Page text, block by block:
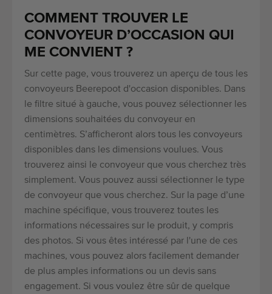
COMMENT TROUVER LE
CONVOYEUR D’OCCASION QUI
ME CONVIENT ?
Sur cette page, vous trouverez un aperçu de tous les
convoyeurs Beerepoot d'occasion disponibles. Dans
le filtre situé à gauche, vous pouvez sélectionner les
dimensions souhaitées du convoyeur en
centimètres. S’afficheront alors tous les convoyeurs
disponibles dans les dimensions voulues. Vous
trouverez ainsi le convoyeur que vous cherchez très
simplement. Vous pouvez aussi sélectionner le type
de convoyeur que vous cherchez. Sur la page d’une
machine spécifique, vous trouverez toutes les
informations nécessaires sur le produit, y compris
des photos. Si vous êtes intéressé par l'une de ces
machines, vous pouvez alors facilement demander
de plus amples informations ou un devis sans
engagement. Si vous voulez être sûr de quelque